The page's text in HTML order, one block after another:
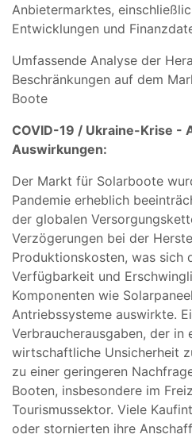
Anbietermarktes,
Entwicklungen und
Umfassende Analyse der
Beschränkungen auf dem
Boote
COVID-19 / Ukraine-Krise -
Auswirkungen:
Der Markt für Solarboote
Pandemie erheblich
der globalen
Verzögerungen bei der
Produktionskosten, was sich
Verfügbarkeit und
Komponenten wie
Antriebssysteme auswirkte.
Verbraucherausgaben, der in
wirtschaftliche Unsicherheit
zu einer geringeren
Booten, insbesondere im
Tourismussektor. Viele
oder stornierten ihre